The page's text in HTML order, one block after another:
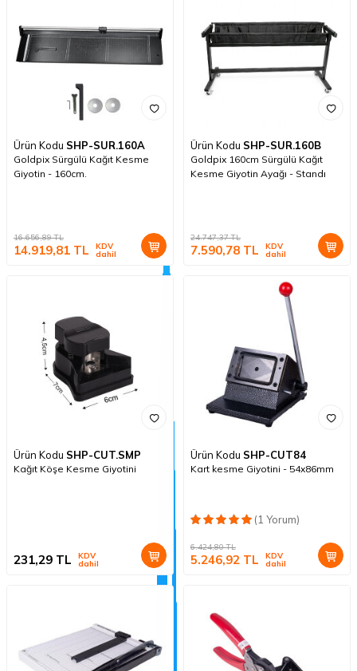
Ürün Kodu SHP-SUR.160A
Goldpix Sürgülü Kağıt Kesme
Giyotin - 160cm.
16.656,89TL
14.919,81 TL KDV
dahil
Ürün Kodu SHP-SUR.160B
Goldpix 160cm Sürgülü Kağıt
Kesme Giyotin Ayağı - Standı
24.747,37TL
7.590,78 TL KDV
dahil
Ürün Kodu SHP-CUT.SMP
Kağıt Köşe Kesme Giyotini
231,29 TL KDV
dahil
Ürün Kodu SHP-CUT84
Kart kesme Giyotini - 54x86mm
(1 Yorum)
6.424,80TL
5.246,92 TL KDV
dahil